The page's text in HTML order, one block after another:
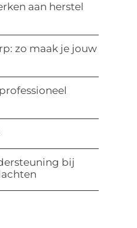
aan herstel
zo maak je jouw
bij